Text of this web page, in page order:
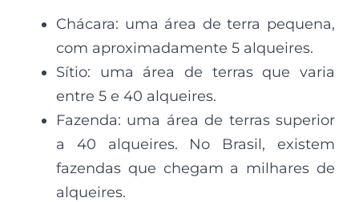
Chácara: uma área de terra pequena,
com aproximadamente 5 alqueires.
Sítio: uma área de terras que varia
entre 5 e 40 alqueires.
Fazenda: uma área de terras superior
a 40 alqueires. No Brasil, existem
fazendas que chegam a milhares de
alqueires.